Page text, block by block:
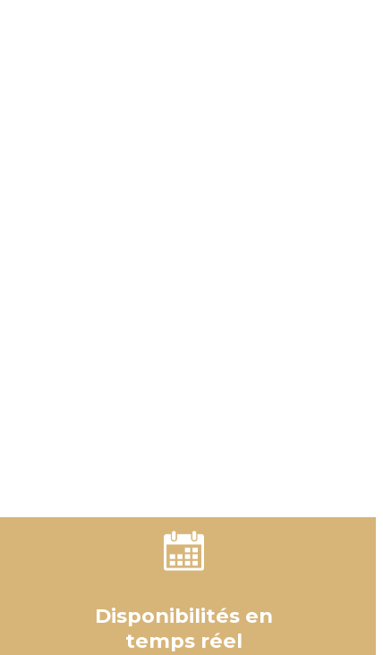
Disponibilités en
temps réel